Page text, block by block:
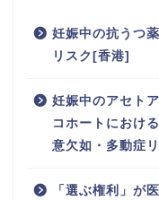
妊娠中の抗うつ
リスク[香港]
妊娠中のアセト
コホートにおけ
意欠如・多動症
「選ぶ権利」が